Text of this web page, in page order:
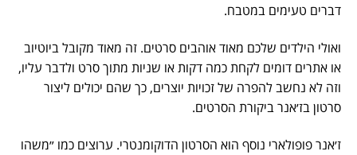
דברים טעימים במטבח.
ואולי הילדים שלכם מאוד אוהבים סרטים. זה מאוד מקובל ביוטיוב
או אתרים דומים לקחת כמה דקות או שניות מתוך סרט ולדבר עליו,
וזה לא נחשב להפרה של זכויות יוצרים, כך שהם יכולים ליצור
סרטון בז׳אנר ביקורת הסרטים.
ז׳אנר פופולארי נוסף הוא הסרטון הדוקומנטרי. ערוצים כמו ״משהו